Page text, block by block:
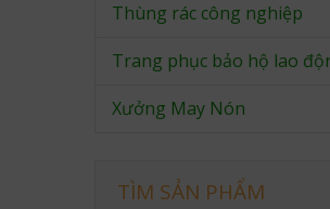
Thùng rác công nghiệp
Trang phục bảo hộ lao
Xưởng May Nón
TÌM SẢN PHẨM